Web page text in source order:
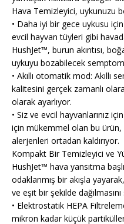
Hava Temizleyici, uykunuzu
• Daha iyi bir gece uykusu
evcil hayvan tüyleri gibi
HushJet™, burun akıntısı,
uykuyu bozabilecek
• Akıllı otomatik mod: Akıllı
kalitesini gerçek zamanlı
olarak ayarlıyor.
• Siz ve evcil hayvanlarınız
için mükemmel olan bu
alerjenleri ortadan kaldırıyor.
Kompakt Bir Temizleyici ve
HushJet™ hava yansıtma
odaklanmış bir akışla
ve eşit bir şekilde dağılmasını
• Elektrostatik HEPA
mikron kadar küçük